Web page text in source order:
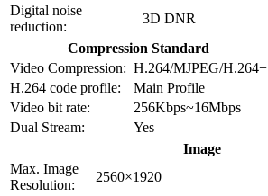
Digital noise
reduction:
3D DNR
Compression Standard
Video Compression: H.264/MJPEG/H.264+
H.264 code profile:
Main Profile
Video bit rate:
256Kbps~16Mbps
Dual Stream:
Yes
Image
Max. Image
Resolution:
2560×1920